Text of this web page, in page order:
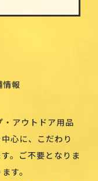
情報
アウトドア用品
心に、こだわり
。ご不要となりま
す。